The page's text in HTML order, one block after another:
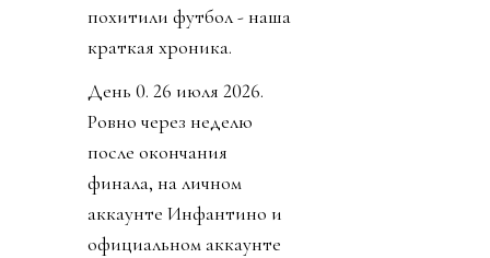
похитили футбол - наша
краткая хроника.
День 0. 26 июля 2026.
Ровно через неделю
после окончания
финала, на личном
аккаунте Инфантино и
официальном аккаунте